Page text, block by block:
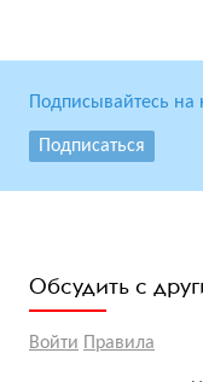
Подписывайтесь на
Подписаться
Обсудить с
Войти Правила